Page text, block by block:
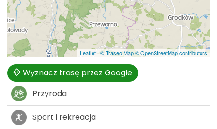
Leaflet | © Traseo Map© OpenStreetMap contributors
Wyznacz trasę przez Google
Przyroda
Sport i rekreacja